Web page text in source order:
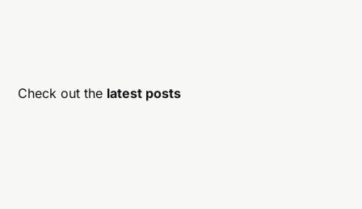
Check out the latest posts